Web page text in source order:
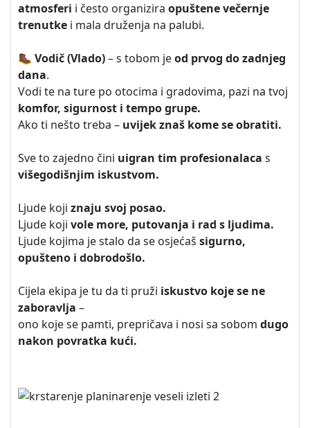
atmosferi i često organizira opuštene večernje
trenutke i mala druženja na palubi.
🥾 Vodič (Vlado)– s tobom jeod prvog do zadnjeg
dana.
Vodi te na ture po otocima i gradovima, pazi na tvoj
komfor, sigurnost i tempo grupe.
Ako ti nešto treba – uvijek znaš kome se obratiti.
Sve to zajedno čini uigran tim profesionalaca s
višegodišnjim iskustvom.
Ljude koji znaju svoj posao.
Ljude koji vole more, putovanja i rad s ljudima.
Ljude kojima je stalo da se osjećaš sigurno,
opušteno i dobrodošlo.
Cijela ekipa je tu da ti pruži iskustvo koje se ne
zaboravlja –
ono koje se pamti, prepričava i nosi sa sobom dugo
nakon povratka kući.